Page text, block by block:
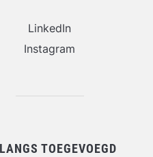
LinkedIn
Instagram
TOEGEVOEGD